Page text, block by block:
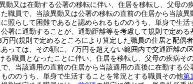
動又は在勤する公署の移転に伴い、住居を移転し、父母
職員で、当該異動又は公署の移転の直前の住居から当該
照らして困難であると認められるもののうち、単身で生
署に通勤することが、通勤距離等を考慮して規則で定め
円(規則で定めるところにより算定した職員の住居と配偶
っては、その額に、7万円を超えない範囲内で交通距離の
る職員となったことに伴い、住居を移転し、父母の疾病そ
、当該適用の直前の住居から当該適用の直後に在勤する
ののうち、単身で生活することを常況とする職員その他第